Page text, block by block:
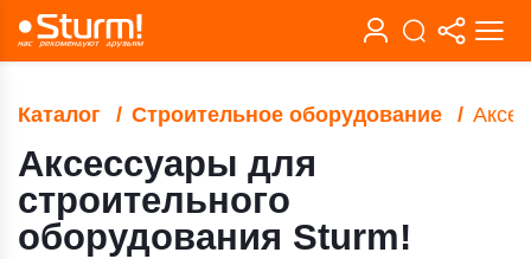
Каталог Строительное оборудование
Аксессуары для
строительного
оборудования Sturm!